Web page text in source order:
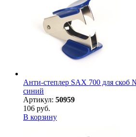
Анти-степлер SAX 700 для скоб
синий
Артикул: 50959
106 руб.
В корзину